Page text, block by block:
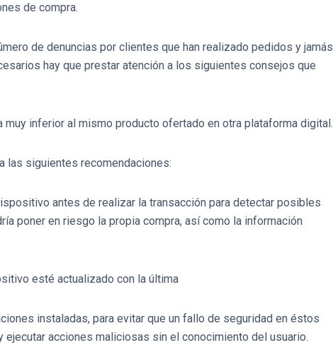
de compra.
de denuncias por clientes que han realizado pedidos y jamás
hay que prestar atención a los siguientes consejos que
muy inferior al mismo producto ofertado en otra plataforma digital.
las siguientes recomendaciones:
antes de realizar la transacción para detectar posibles
poner en riesgo la propia compra, así como la información
esté actualizado con la última
instaladas, para evitar que un fallo de seguridad en éstos
acciones maliciosas sin el conocimiento del usuario.